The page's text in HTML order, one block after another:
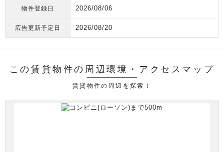
物件登録日 2026/08/06
広告更新予定日 2026/08/20
この賃貸物件の周辺環境・ アクセスマップ
賃貸物件の周辺を探索！